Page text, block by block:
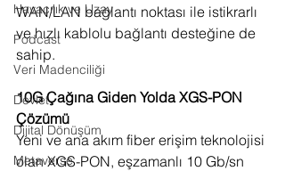
Havacılık ve Uzay
Podcast
Veri Madenciliği
Devlet
Dijital Dönüşüm
Metaverse
WAN/LAN bağlantı noktası ile istikrarlı
ve hızlı kablolu bağlantı desteğine de
sahip.
10G Çağına Giden Yolda XGS-PON
Çözümü
Yeni ve ana akım fiber erişim teknolojisi
olan XGS-PON, eşzamanlı 10 Gb/sn